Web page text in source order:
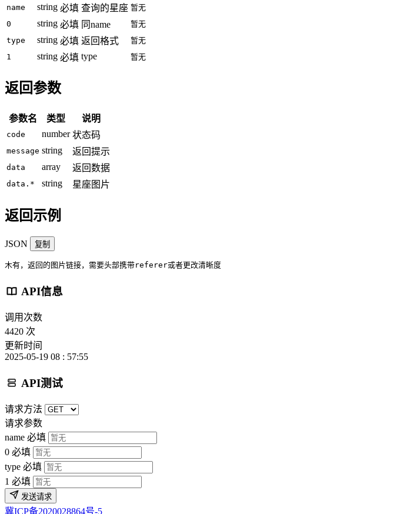
name string 必填 查询的星座 暂无
0
string 必填 同name
暂无
type
string 必填 返回格式
暂无
1
string 必填 type 暂无
返回参数
参数名 类型 说明
code number 状态码
message string 返回提示
data array 返回数据
data.* string 星座图片
返回示例
JSON 复制
木有，返回的图片链接，需要头部携带referer或者更改清晰度
API信息
调用次数
4420 次
更新时间
2025-05-19 08 : 57:55
API测试
请求方法
请求参数
name 必填
0 必填
type 必填
1 必填
发送请求
冀ICP备2020028864号-5